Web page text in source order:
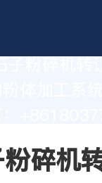
体加工系
碎机